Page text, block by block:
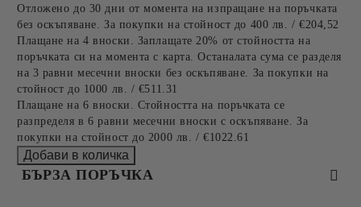
Отложено до 30 дни от момента на изпращане на поръчката
без оскъпяване. За покупки на стойност до 400 лв. / €204,52
Плащане на 4 вноски. Заплащате 20% от стойността на
поръчката си на момента с карта. Останалата сума се разделя
на 3 равни месечни вноски без оскъпяване. За покупки на
стойност до 1000 лв. / €511.31
Плащане на 6 вноски. Стойността на поръчката се
разпределя в 6 равни месечни вноски с оскъпяване. За
покупки на стойност до 2000 лв. / €1022.61
БЪРЗА ПОРЪЧКА